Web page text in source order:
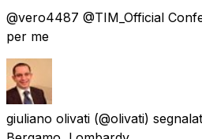
@vero4487 @TIM_Official
per me
giuliano olivati (@olivati)